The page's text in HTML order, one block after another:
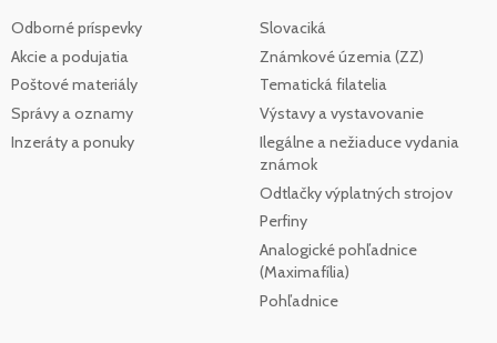
Odborné príspevky
Akcie a podujatia
Poštové materiály
Správy a oznamy
Inzeráty a ponuky
Slovaciká
Známkové územia (ZZ)
Tematická filatelia
Výstavy a vystavovanie
Ilegálne a nežiaduce vydania
známok
Odtlačky výplatných strojov
Perfiny
Analogické pohľadnice
(Maximafília)
Pohľadnice